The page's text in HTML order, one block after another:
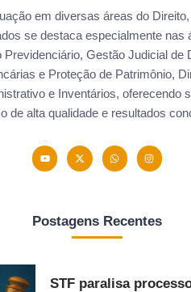
em diversas áreas do
se destaca especialmente nas
Previdenciário, Gestão Judicial de
e Proteção de Patrimônio,
e Inventários, oferecendo
de alta qualidade e resultados
Postagens Recentes
STF paralisa